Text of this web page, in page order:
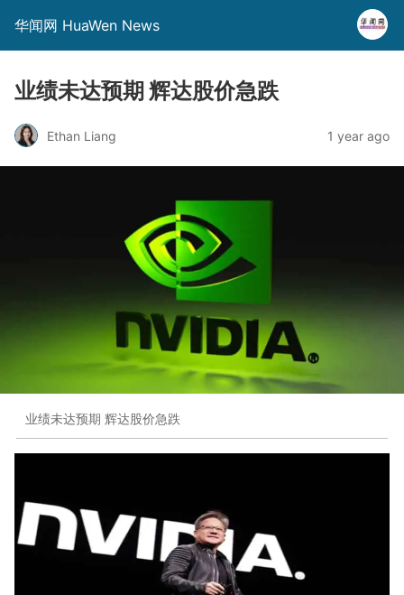
华闻网 HuaWen News
业绩未达预期 辉达股价急跌
Ethan Liang 1 year ago
业绩未达预期 辉达股价急跌